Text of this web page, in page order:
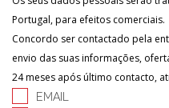
Portugal, para efeitos comerciais.
Concordo ser contactado pela
envio das suas informações,
24 meses após último contacto,
EMAIL